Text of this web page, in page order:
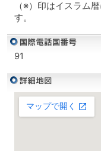
（※）印はイスラム
す。
91